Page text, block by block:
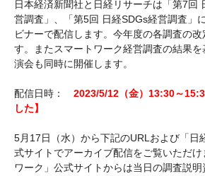
日本経済新聞社と日経リサーチは「第7回
営調査」、「第5回 日経SDGs経営調査」
ビナーで配信します。今年度の各調査の
す。またスマートワーク経営調査の結果
演会も同時に開催します。
配信日時： 2023/5/12（金）13:30～
した】
5月17日（水）から下記のURLおよび「日
式サイトでアーカイブ配信をご覧いただけ
ワーク」公式サイトからは当日の調査説